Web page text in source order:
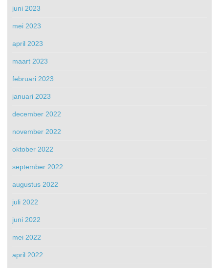
juni 2023
mei 2023
april 2023
maart 2023
februari 2023
januari 2023
december 2022
november 2022
oktober 2022
september 2022
augustus 2022
juli 2022
juni 2022
mei 2022
april 2022